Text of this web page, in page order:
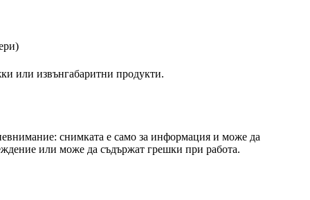
или извънгабаритни продукти.
снимката е само за информация и може да
или може да съдържат грешки при работа.